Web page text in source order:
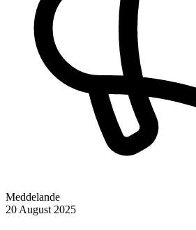
Meddelande
20 August 2025